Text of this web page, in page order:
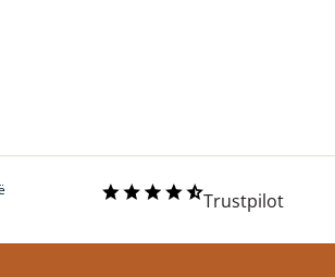
Trustpilot